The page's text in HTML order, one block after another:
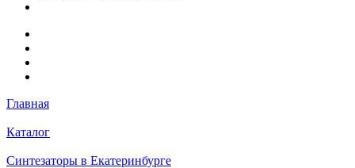
Главная
Каталог
Синтезаторы в Екатеринбурге